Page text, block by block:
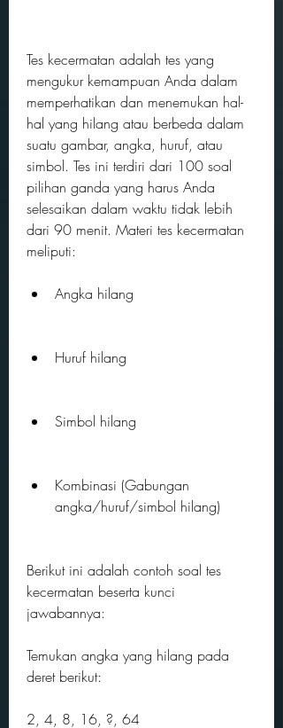
Tes kecermatan adalah tes yang
mengukur kemampuan Anda dalam
memperhatikan dan menemukan hal-
hal yang hilang atau berbeda dalam
suatu gambar, angka, huruf, atau
simbol. Tes ini terdiri dari 100 soal
pilihan ganda yang harus Anda
selesaikan dalam waktu tidak lebih
dari 90 menit. Materi tes kecermatan
meliputi:
Angka hilang
Huruf hilang
Simbol hilang
Kombinasi (Gabungan
angka/huruf/simbol hilang)
Berikut ini adalah contoh soal tes
kecermatan beserta kunci
jawabannya:
Temukan angka yang hilang pada
deret berikut:
2, 4, 8, 16, ?, 64